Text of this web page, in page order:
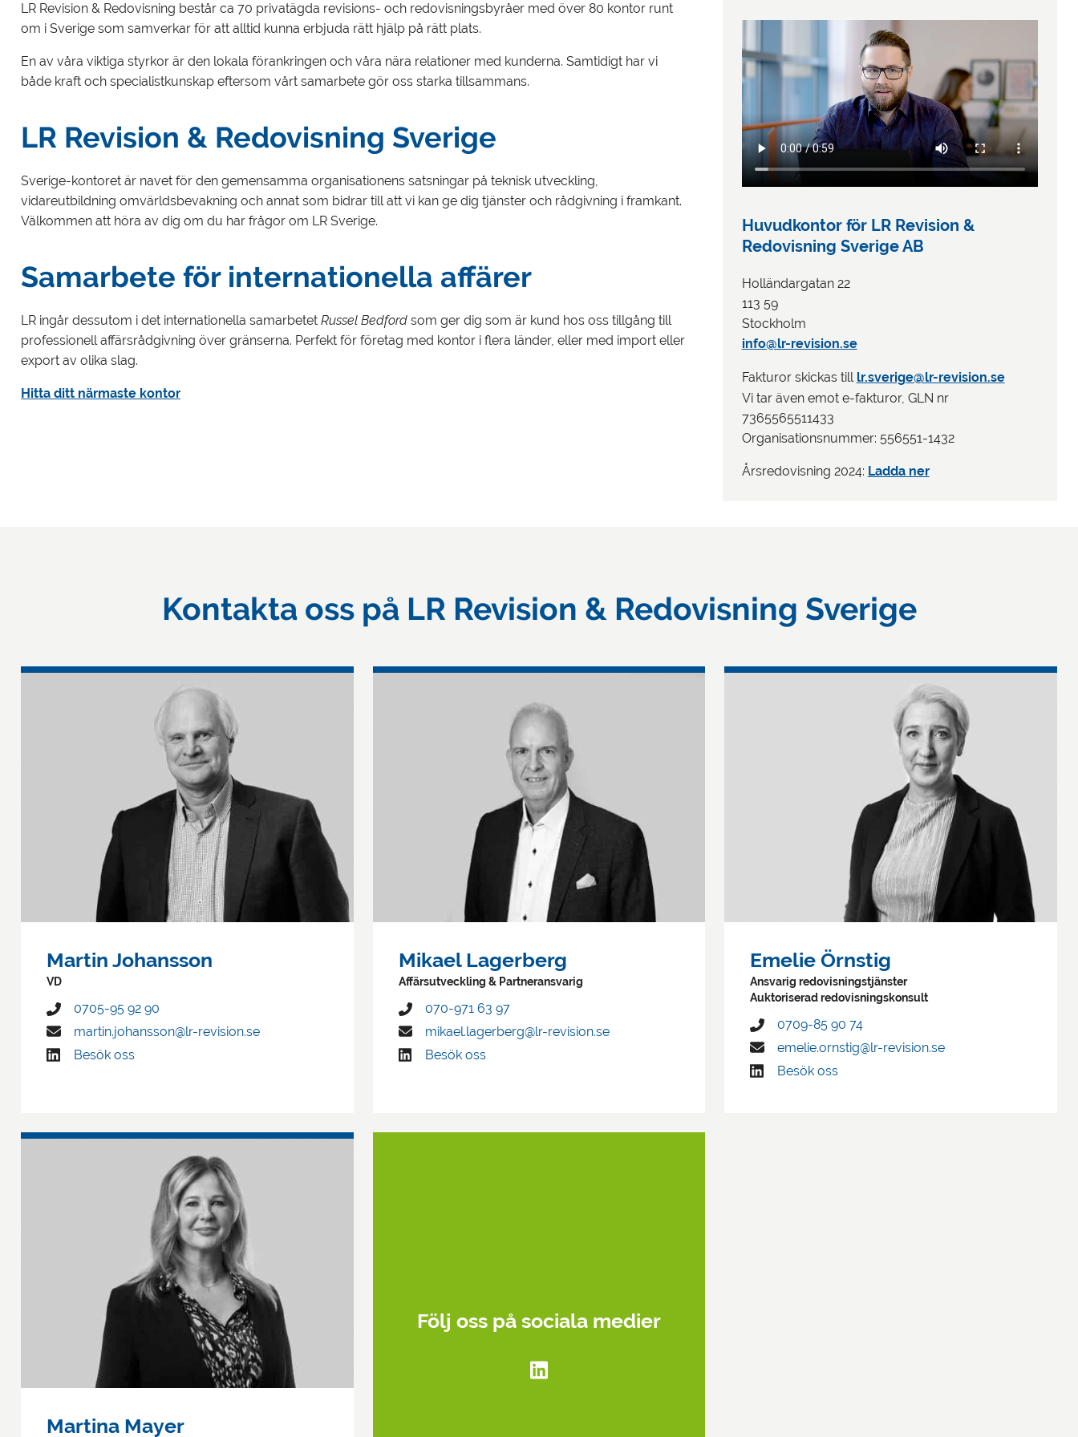
LR Revision & Redovisning består ca 70 privatägda revisions- och redovisningsbyråer med över 80 kontor runt
om i Sverige som samverkar för att alltid kunna erbjuda rätt hjälp på rätt plats.
En av våra viktiga styrkor är den lokala förankringen och våra nära relationer med kunderna. Samtidigt har vi
både kraft och specialistkunskap eftersom vårt samarbete gör oss starka tillsammans.
LR Revision & Redovisning Sverige
Sverige-kontoret är navet för den gemensamma organisationens satsningar på teknisk utveckling,
vidareutbildning omvärldsbevakning och annat som bidrar till att vi kan ge dig tjänster och rådgivning i framkant.
Välkommen att höra av dig om du har frågor om LR Sverige.
Samarbete för internationella affärer
LR ingår dessutom i det internationella samarbetet Russel Bedford som ger dig som är kund hos oss tillgång till
professionell affärsrådgivning över gränserna. Perfekt för företag med kontor i flera länder, eller med import eller
export av olika slag.
Hitta ditt närmaste kontor
Huvudkontor för LR Revision &
Redovisning Sverige AB
Holländargatan 22
113 59
Stockholm
info@lr-revision.se
Fakturor skickas till lr.sverige@lr-revision.se
Vi tar även emot e-fakturor, GLN nr
7365565511433
Organisationsnummer: 556551-1432
Årsredovisning 2024: Ladda ner
Kontakta oss på LR Revision & Redovisning Sverige
Martin Johansson
VD
0705-95 92 90
martin.johansson@lr-revision.se
Besök oss
Mikael Lagerberg
Affärsutveckling & Partneransvarig
070-971 63 97
mikael.lagerberg@lr-revision.se
Besök oss
Emelie Örnstig
Ansvarig redovisningstjänster
Auktoriserad redovisningskonsult
0709-85 90 74
emelie.ornstig@lr-revision.se
Besök oss
Martina Mayer
Följ oss på sociala medier